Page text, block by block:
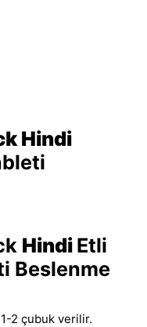
Hindi
Hindi Etli
Beslenme
2 çubuk verilir.